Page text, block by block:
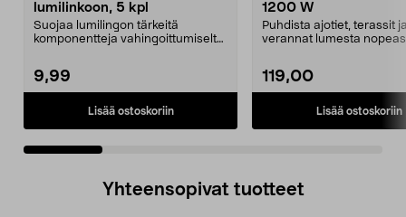
lumilinkoon, 5 kpl
Suojaa lumilingon tärkeitä
komponentteja vahingoittumiselta
9,99
Lisää ostoskoriin
1200 W
Puhdista ajotiet, terassit
verannat lumesta
119,00
Lisää ostoskoriin
Yhteensopivat tuotteet